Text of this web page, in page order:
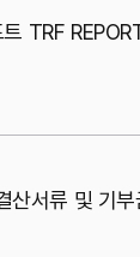
TRF
산서류 및 기